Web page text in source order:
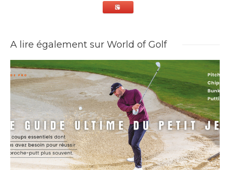
A lire également sur World of Golf